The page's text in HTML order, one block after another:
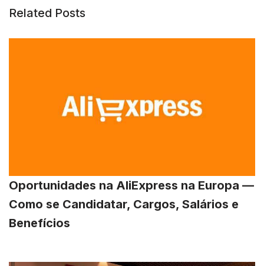
Related Posts
Oportunidades na AliExpress na Europa —
Como se Candidatar, Cargos, Salários e
Benefícios